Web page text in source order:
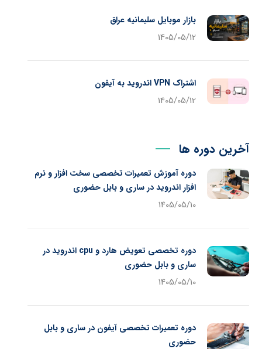
بازار موبایل سلیمانیه عراق
1405/05/12
اشتراک VPN اندروید به آیفون
1405/05/12
آخرین دوره ها
دوره آموزش تعمیرات تخصصی سخت افزار و نرم
افزار اندروید در ساری و بابل حضوری
1405/05/10
دوره تخصصی تعویض هارد و cpu اندروید در
ساری و بابل حضوری
1405/05/10
دوره تعمیرات تخصصی آیفون در ساری و بابل
حضوری